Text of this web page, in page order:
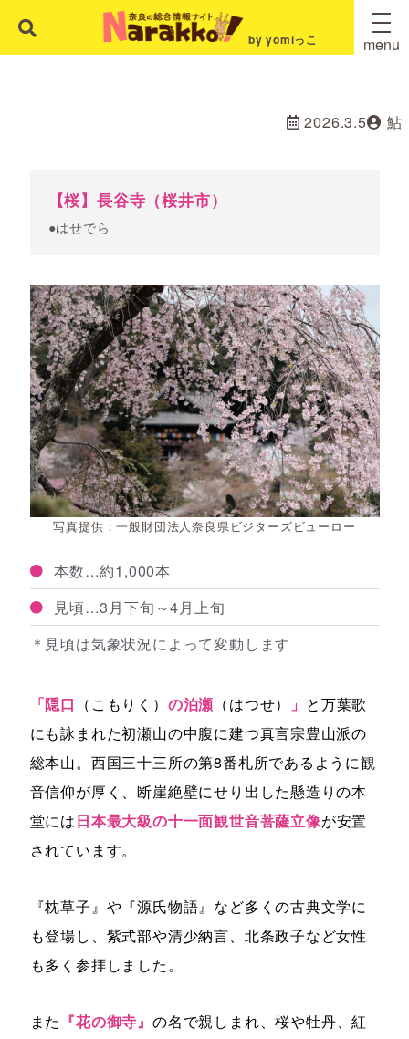
by yomiっこ menu
2026.3.5 鮎
【桜】長谷寺（桜井市）
●はせでら
写真提供：一般財団法人奈良県ビジターズビューロー
本数…約1,000本
見頃…3月下旬～4月上旬
＊見頃は気象状況によって変動します
「隠口 （こもりく） の泊瀬 （はつせ） 」 と万葉歌
にも詠まれた初瀬山の中腹に建つ真言宗豊山派の
総本山。西国三十三所の第8番札所であるように観
音信仰が厚く、断崖絶壁にせり出した懸造りの本
堂には日本最大級の十一面観世音菩薩立像が安置
されています。
『枕草子』や『源氏物語』など多くの古典文学に
も登場し、紫式部や清少納言、北条政子など女性
も多く参拝しました。
また 『花の御寺』 の名で親しまれ、桜や牡丹、紅